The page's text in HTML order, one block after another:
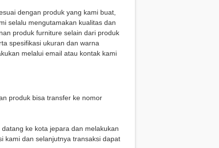
dengan produk yang kami buat,
selalu mengutamakan kualitas dan
produk furniture selain dari produk
spesifikasi ukuran dan warna
melalui email atau kontak kami
produk bisa transfer ke nomor
ke kota jepara dan melakukan
kami dan selanjutnya transaksi dapat